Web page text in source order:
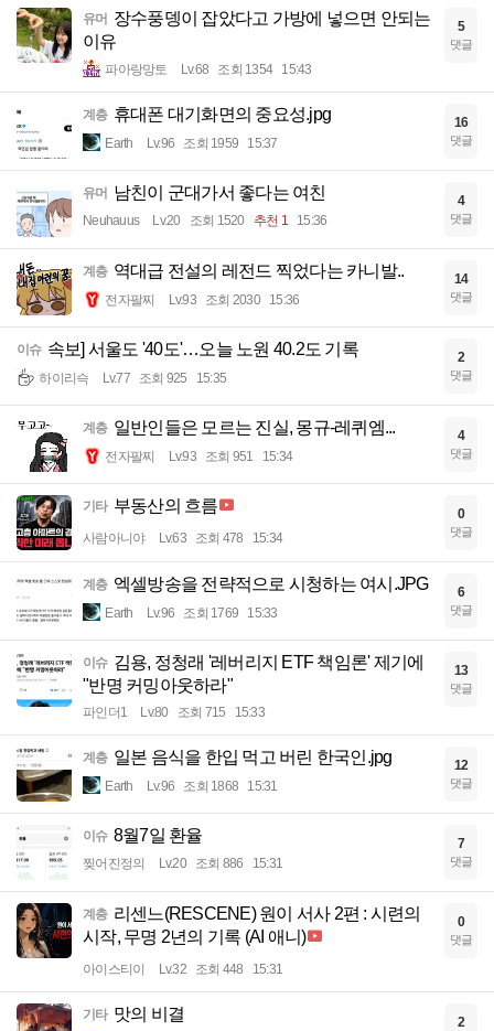
유머 장수풍뎅이 잡았다고 가방에 넣으면 안되는
이유
파아랑망토 Lv.68 조회 1354 15:43
5
댓글
계층 휴대폰 대기화면의 중요성.jpg
Earth Lv.96 조회 1959 15:37
16
댓글
유머 남친이 군대가서 좋다는 여친
Neuhauus Lv.20 조회 1520 추천 1 15:36
4
댓글
계층 역대급 전설의 레전드 찍었다는 카니발..
전자팔찌 Lv.93 조회 2030 15:36
14
댓글
이슈 속보] 서울도 '40도'…오늘 노원 40.2도 기록
하이리슥 Lv.77 조회 925 15:35
2
댓글
계층 일반인들은 모르는 진실, 몽규-레퀴엠...
전자팔찌 Lv.93 조회 951 15:34
4
댓글
기타 부동산의 흐름
사람아니야 Lv.63 조회 478 15:34
0
댓글
계층 엑셀방송을 전략적으로 시청하는 여시.JPG
Earth Lv.96 조회 1769 15:33
6
댓글
이슈 김용, 정청래 '레버리지 ETF 책임론' 제기에
"반명 커밍아웃하라"
파인더1 Lv.80 조회 715 15:33
13
댓글
계층 일본 음식을 한입 먹고 버린 한국인.jpg
Earth Lv.96 조회 1868 15:31
12
댓글
이슈 8월7일 환율
찢어진정의 Lv.20 조회 886 15:31
7
댓글
계층 리센느(RESCENE) 원이 서사 2편 : 시련의
시작, 무명 2년의 기록 (AI 애니)
아이스티이 Lv.32 조회 448 15:31
0
댓글
기타 맛의 비결 2